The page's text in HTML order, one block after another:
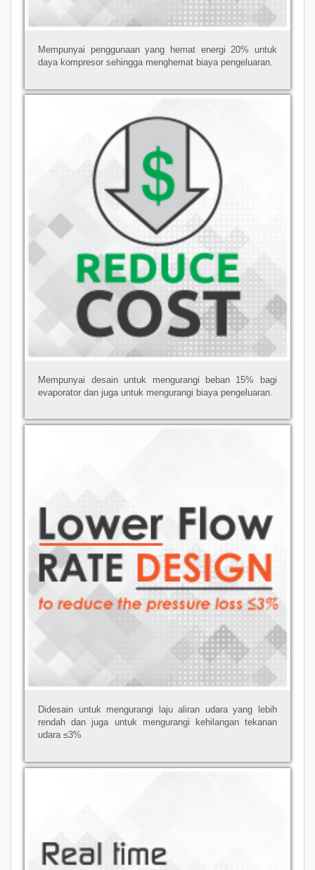
Mempunyai penggunaan yang hemat energi 20% untuk
daya kompresor sehingga menghemat biaya pengeluaran.
Mempunyai desain untuk mengurangi beban 15% bagi
evaporator dan juga untuk mengurangi biaya pengeluaran.
Didesain untuk mengurangi laju aliran udara yang lebih
rendah dan juga untuk mengurangi kehilangan tekanan
udara ≤3%